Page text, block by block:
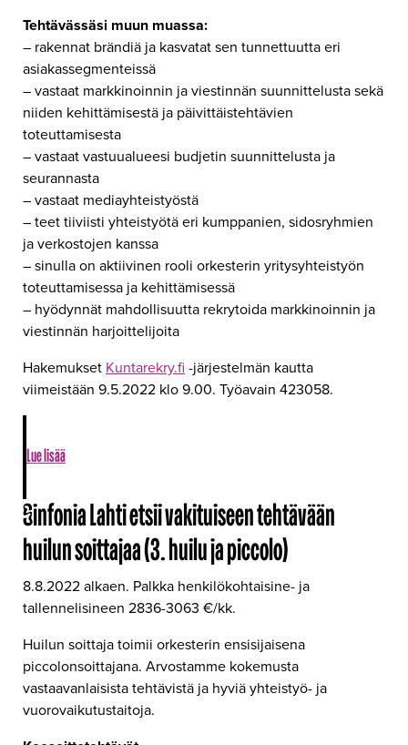
Tehtävässäsi muun muassa:
– rakennat brändiä ja kasvatat sen tunnettuutta eri
asiakassegmenteissä
– vastaat markkinoinnin ja viestinnän suunnittelusta sekä
niiden kehittämisestä ja päivittäistehtävien
toteuttamisesta
– vastaat vastuualueesi budjetin suunnittelusta ja
seurannasta
– vastaat mediayhteistyöstä
– teet tiiviisti yhteistyötä eri kumppanien, sidosryhmien
ja verkostojen kanssa
– sinulla on aktiivinen rooli orkesterin yritysyhteistyön
toteuttamisessa ja kehittämisessä
– hyödynnät mahdollisuutta rekrytoida markkinoinnin ja
viestinnän harjoittelijoita
Hakemukset Kuntarekry.fi -järjestelmän kautta
viimeistään 9.5.2022 klo 9.00. Työavain 423058.
Lue lisää
Sinfonia Lahti etsii vakituiseen tehtävään
huilun soittajaa (3. huilu ja piccolo)
8.8.2022 alkaen. Palkka henkilökohtaisine- ja
tallennelisineen 2836-3063 €/kk.
Huilun soittaja toimii orkesterin ensisijaisena
piccolonsoittajana. Arvostamme kokemusta
vastaavanlaisista tehtävistä ja hyviä yhteistyö- ja
vuorovaikutustaitoja.